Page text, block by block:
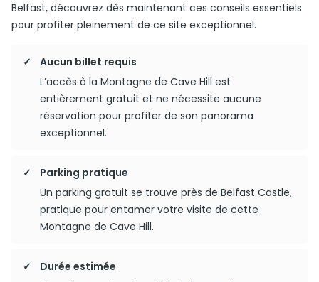
Belfast, découvrez dès maintenant ces conseils essentiels
pour profiter pleinement de ce site exceptionnel.
Aucun billet requis
L’accès à la Montagne de Cave Hill est
entièrement gratuit et ne nécessite aucune
réservation pour profiter de son panorama
exceptionnel.
Parking pratique
Un parking gratuit se trouve près de Belfast Castle,
pratique pour entamer votre visite de cette
Montagne de Cave Hill.
Durée estimée